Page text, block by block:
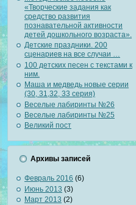
«Творческие задания как
средство развития
познавательной активности
детей дошкольного возраста».
Детские праздники. 200
сценариев на все случаи …
100 детских песен с текстами к
ним.
Маша и медведь новые серии
(30, 31,32, 33 серия)
Веселые лабиринты №26
Веселые лабиринты №25
Великий пост
Архивы записей
Февраль 2016 (6)
Июнь 2013 (3)
Март 2013 (2)